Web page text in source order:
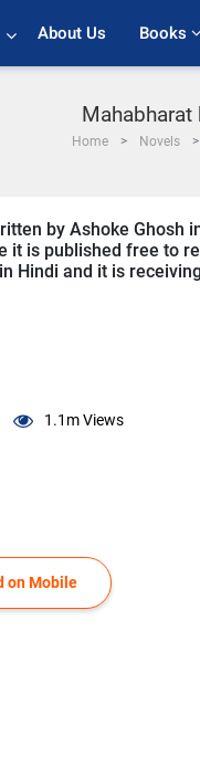
About Us Books
Mahabharat
Home Novels
by Ashoke Ghosh
it is published free to
Hindi and it is
1.1mViews
on Mobile